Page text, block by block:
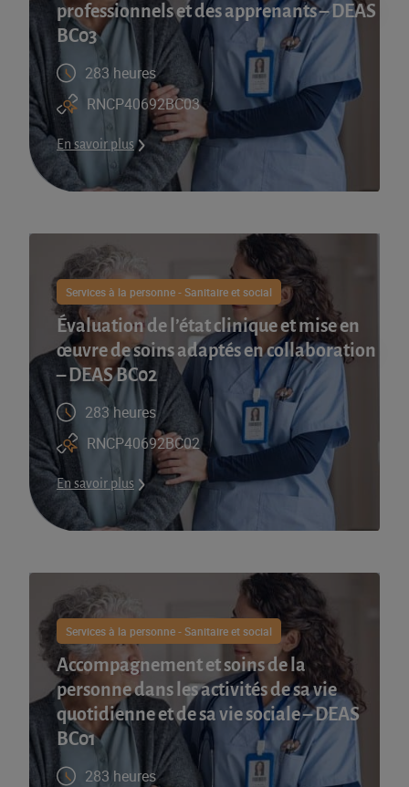
professionnels et des apprenants – DEAS
BC03
283 heures
RNCP40692BC03
En savoir plus
Services à la personne - Sanitaire et social
Évaluation de l’état clinique et mise en
œuvre de soins adaptés en collaboration
– DEAS BC02
283 heures
RNCP40692BC02
En savoir plus
Services à la personne - Sanitaire et social
Accompagnement et soins de la
personne dans les activités de sa vie
quotidienne et de sa vie sociale – DEAS
BC01
283 heures